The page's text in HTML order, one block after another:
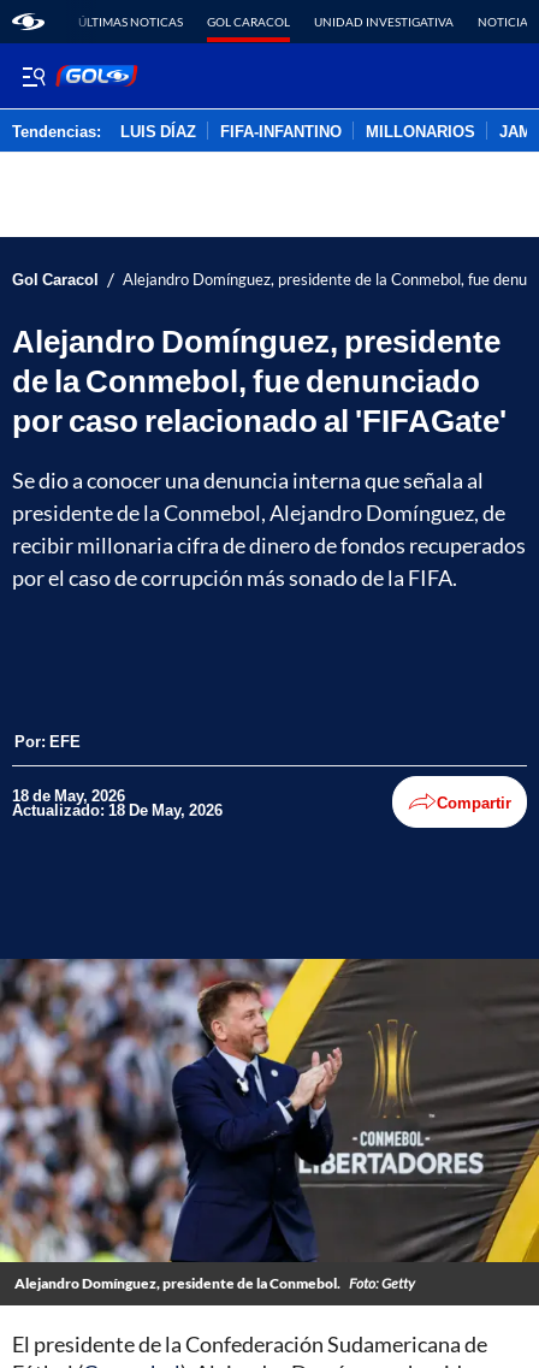
ÚLTIMAS NOTICAS GOL CARACOL UNIDAD INVESTIGATIVA NOTICIAS
Tendencias: LUIS DÍAZ FIFA-INFANTINO MILLONARIOS
Gol Caracol / Alejandro Domínguez, presidente de la Conmebol, fue
Alejandro Domínguez, presidente
de la Conmebol, fue denunciado
por caso relacionado al 'FIFAGate'
Se dio a conocer una denuncia interna que señala al
presidente de la Conmebol, Alejandro Domínguez, de
recibir millonaria cifra de dinero de fondos recuperados
por el caso de corrupción más sonado de la FIFA.
Por: EFE
18 de May, 2026
Actualizado: 18 De May, 2026 Compartir
Alejandro Domínguez, presidente de la Conmebol. Foto: Getty
El presidente de la Confederación Sudamericana de